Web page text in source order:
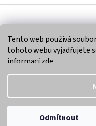
Tento web používá
tohoto webu vyjadřujete
informacízde.
Odmítnout
Copyright 2026